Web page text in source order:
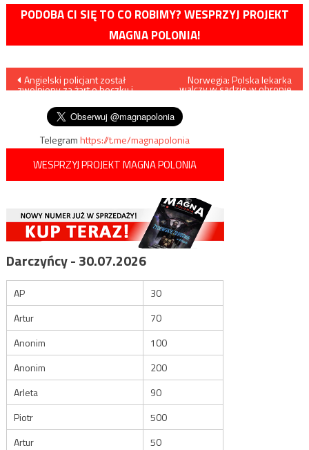
PODOBA CI SIĘ TO CO ROBIMY? WESPRZYJ PROJEKT
MAGNA POLONIA!
Nawigacja
wpisu
Angielski policjant został
zwolniony za żart o boczku i
Norwegia: Polska lekarka
walczy w sądzie w obronie
Telegramhttps://t.me/magnapolonia
WESPRZYJ PROJEKT MAGNA POLONIA
Darczyńcy - 30.07.2026
AP
30
Artur
70
Anonim
100
Anonim
200
Arleta
90
Piotr
500
Artur
50